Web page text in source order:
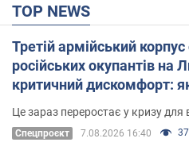
TOP NEWS
Третій армійський
російських окупантів
критичний дискомфорт:
Це зараз переростає у кризу для
Cпецпроєкт 7.08.2026 16:40